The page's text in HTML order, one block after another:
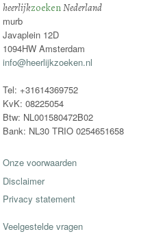
heerlijkzoekenNederland
murb
Javaplein 12D
1094HW Amsterdam
info@heerlijkzoeken.nl
Tel: +31614369752
KvK: 08225054
Btw: NL001580472B02
Bank: NL30 TRIO 0254651658
Onze voorwaarden
Disclaimer
Privacy statement
Veelgestelde vragen